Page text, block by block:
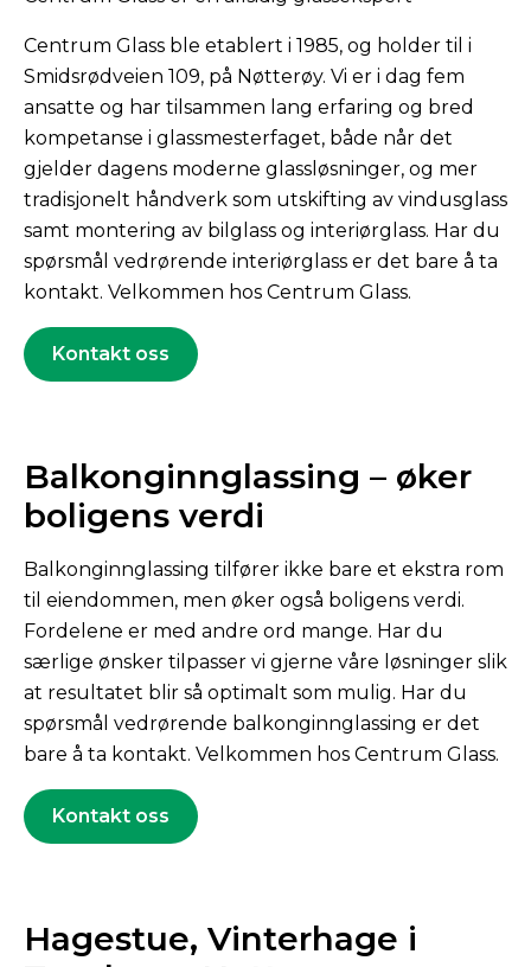
Centrum Glass ble etablert i 1985, og holder til i
Smidsrødveien 109, på Nøtterøy. Vi er i dag fem
ansatte og har tilsammen lang erfaring og bred
kompetanse i glassmesterfaget, både når det
gjelder dagens moderne glassløsninger, og mer
tradisjonelt håndverk som utskifting av vindusglass
samt montering av bilglass og interiørglass. Har du
spørsmål vedrørende interiørglass er det bare å ta
kontakt. Velkommen hos Centrum Glass.
Kontakt oss
Balkonginn­glassing – øker
boligens verdi
Balkonginnglassing tilfører ikke bare et ekstra rom
til eiendommen, men øker også boligens verdi.
Fordelene er med andre ord mange. Har du
særlige ønsker tilpasser vi gjerne våre løsninger slik
at resultatet blir så optimalt som mulig. Har du
spørsmål vedrørende balkonginnglassing er det
bare å ta kontakt. Velkommen hos Centrum Glass.
Kontakt oss
Hagestue, Vinterhage i